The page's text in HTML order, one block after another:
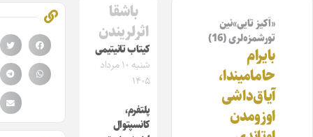
«اَکیز تایی»نین
تورشمزه‌لری (16)
بایرام
حامامیندا،
آیاق‌داشی
اوزومدن
باشقا
اثرلریندن
کیتاب تانیتیمی
شنبه ۱۰ مرداد
۱۴۰۵
پلتفرم،
کانسپتوال